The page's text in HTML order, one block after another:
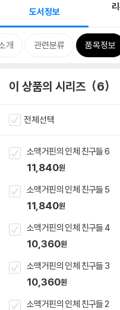
도서정보
개 관련분류 품목정보
이 상품의 시리즈 6
전체선택
소맥거핀의 인체 친구들 6
11,840원
소맥거핀의 인체 친구들 5
11,840원
소맥거핀의 인체 친구들 4
10,360원
소맥거핀의 인체 친구들 3
10,360원
소맥거핀의 인체 친구들 2